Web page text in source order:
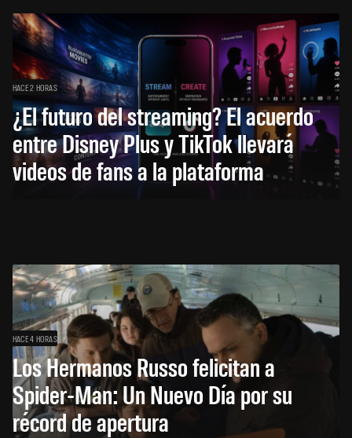
HACE 2 HORAS
¿El futuro del streaming? El acuerdo
entre Disney Plus y TikTok llevará
videos de fans a la plataforma
HACE 4 HORAS
Los Hermanos Russo felicitan a
Spider-Man: Un Nuevo Día por su
récord de apertura